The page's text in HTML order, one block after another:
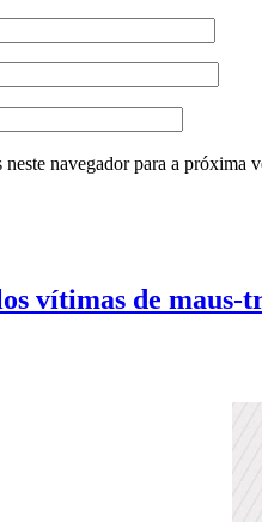
neste navegador para a próxima
vítimas de maus-